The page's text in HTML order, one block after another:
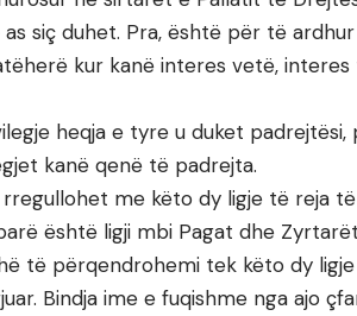
siç duhet. Pra, është për të
kur kanë interes vetë, interes
heqja e tyre u duket padrejtësi,
kanë qenë të padrejta.
me këto dy ligje të reja
është ligji mbi Pagat dhe Zyrtarët
të përqendrohemi tek këto dy
Bindja ime e fuqishme nga ajo